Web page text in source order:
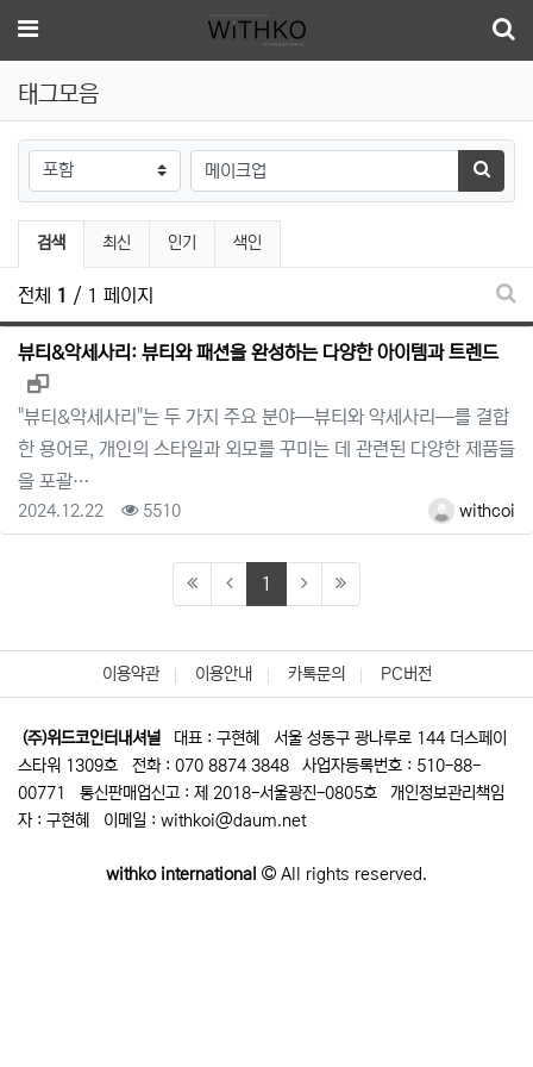
메뉴
태그모음
태그
검색하
검색 최신 인기 색인
전체 1 / 1 페이지
태
뷰티&악세사리: 뷰티와 패션을 완성하는 다양한 아이템과 트렌드
새창으로 보기
"뷰티&악세사리"는 두 가지 주요 분야—뷰티와 악세사리—를 결합
한 용어로, 개인의 스타일과 외모를 꾸미는 데 관련된 다양한 제품들
을 포괄…
등록자withcoi
등록일
2024.12.22 조회
5510
1 (current)
이용약관 이용안내 카톡문의 PC버전
(주)위드코인터내셔널 대표 : 구현혜
서울 성동구 광나루로 144 더스페이
스타워 1309호
전화 : 070 8874 3848
사업자등록번호 : 510-88-
00771
통신판매업신고 : 제 2018-서울광진-0805호
개인정보관리책임
자 : 구현혜
이메일 : withkoi@daum.net
withko international All rights reserved.